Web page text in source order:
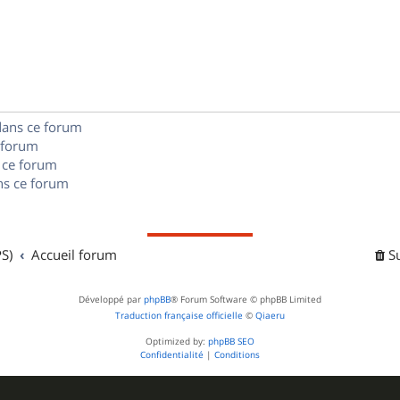
e
ce forum
forum
ce forum
Accueil forum
Développé par phpBB® Forum Software © phpBB Limited
Traduction française officielle © Qiaeru
Optimized by: phpBB SEO
Confidentialité | Conditions